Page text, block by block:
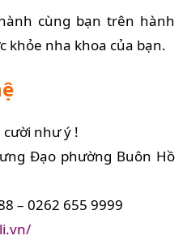
cùng bạn trên hành
khỏe nha khoa của bạn.
cười như ý !
Đạo phường Buôn Hồ
– 0262 655 9999